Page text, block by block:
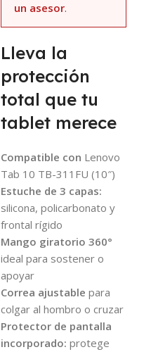
un asesor.
Lleva la
protección
total que tu
tablet merece
Compatible con Lenovo
Tab 10 TB-311FU (10″)
Estuche de 3 capas:
silicona, policarbonato y
frontal rígido
Mango giratorio 360°
ideal para sostener o
apoyar
Correa ajustable para
colgar al hombro o cruzar
Protector de pantalla
incorporado: protege